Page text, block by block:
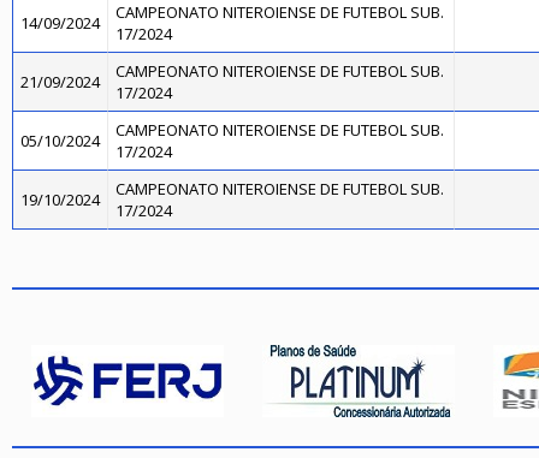
14/09/2024
CAMPEONATO NITEROIENSE DE FUTEBOL SUB.
17/2024
21/09/2024
CAMPEONATO NITEROIENSE DE FUTEBOL SUB.
17/2024
05/10/2024
CAMPEONATO NITEROIENSE DE FUTEBOL SUB.
17/2024
19/10/2024
CAMPEONATO NITEROIENSE DE FUTEBOL SUB.
17/2024